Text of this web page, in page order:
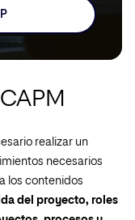
realizar un
necesarios
los contenidos
del proyecto, roles